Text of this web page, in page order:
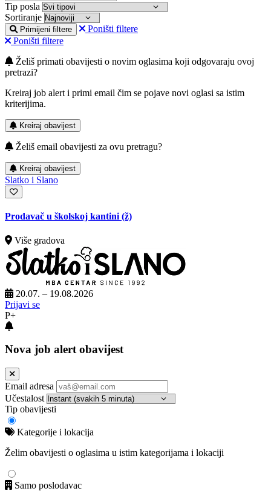
Tip posla
Sortiranje
Primijeni filtere
Poništi filtere
Poništi filtere
Želiš primati obavijesti o novim oglasima koji odgovaraju ovoj
pretrazi?
Kreiraj job alert i primi email čim se pojave novi oglasi sa istim
kriterijima.
Kreiraj obavijest
Želiš email obavijesti za ovu pretragu?
Kreiraj obavijest
Slatko i Slano
Prodavač u školskoj kantini (ž)
Više gradova
20.07. – 19.08.2026
Prijavi se
P+
Nova job alert obavijest
Email adresa
Učestalost
Tip obavijesti
Kategorije i lokacija
Želim obavijesti o oglasima u istim kategorijama i lokaciji
Samo poslodavac